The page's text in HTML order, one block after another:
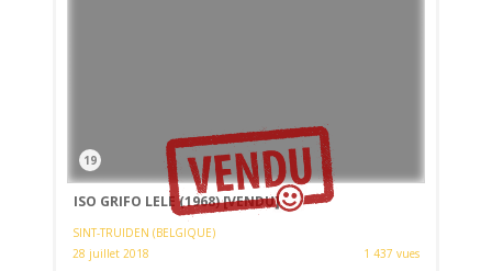
19
ISO GRIFO LELE (1968)[VENDU]
SINT-TRUIDEN (BELGIQUE)
28 juillet 2018
1 437 vues